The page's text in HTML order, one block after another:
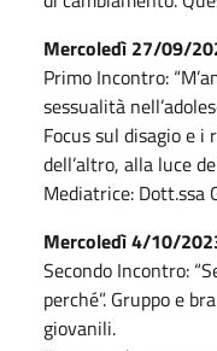
Mercoledì 27/09/
Primo Incontro:
sessualità
Focus sul disagio e i
dell’altro, alla luce
Mediatrice: Dott.ssa
Mercoledì 4/10/
Secondo Incontro:
perché”. Gruppo e
giovanili.